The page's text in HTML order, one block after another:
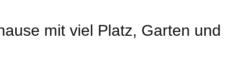
mit viel Platz, Garten und